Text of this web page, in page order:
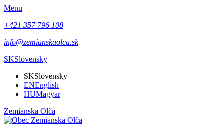
Menu
+421 357 796 108
info@zemianskaolca.sk
SKSlovensky
SKSlovensky
ENEnglish
HUMagyar
Zemianska Olča